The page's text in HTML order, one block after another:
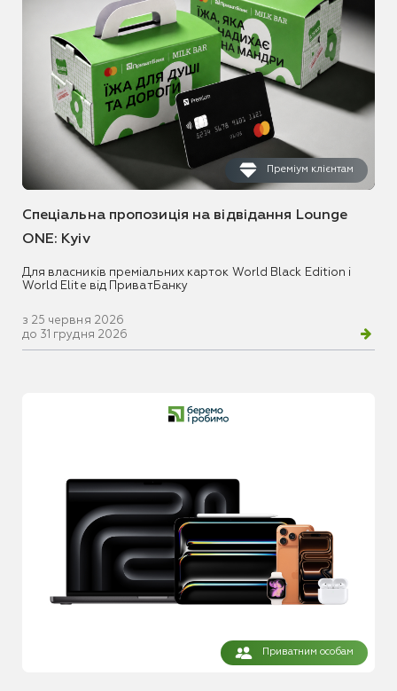
Преміум клієнтам
Спеціальна пропозиція на відвідання Lounge
ONE: Kyiv
Для власників преміальних карток World Black Edition і
World Elite від ПриватБанку
з 25 червня 2026
до 31 грудня 2026
Приватним особам